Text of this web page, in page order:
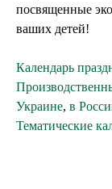
посвященные
ваших детей!
Календарь
Украине, в
Тематические